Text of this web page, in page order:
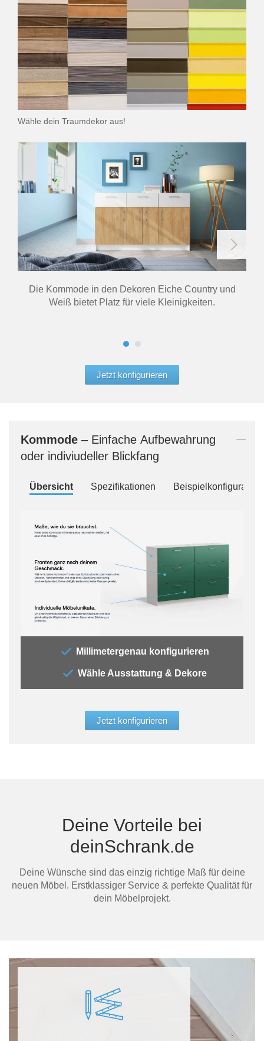
Wähle dein Traumdekor aus!
Die Kommode in den Dekoren Eiche Country und
Weiß bietet Platz für viele Kleinigkeiten.
Jetzt konfigurieren
Kommode – Einfache Aufbewahrung
oder indiviudeller Blickfang
Übersicht Spezifikationen
Millimetergenau konfigurieren
Wähle Ausstattung & Dekore
Jetzt konfigurieren
Deine Vorteile bei
deinSchrank.de
Deine Wünsche sind das einzig richtige Maß für deine
neuen Möbel. Erstklassiger Service & perfekte Qualität für
dein Möbelprojekt.